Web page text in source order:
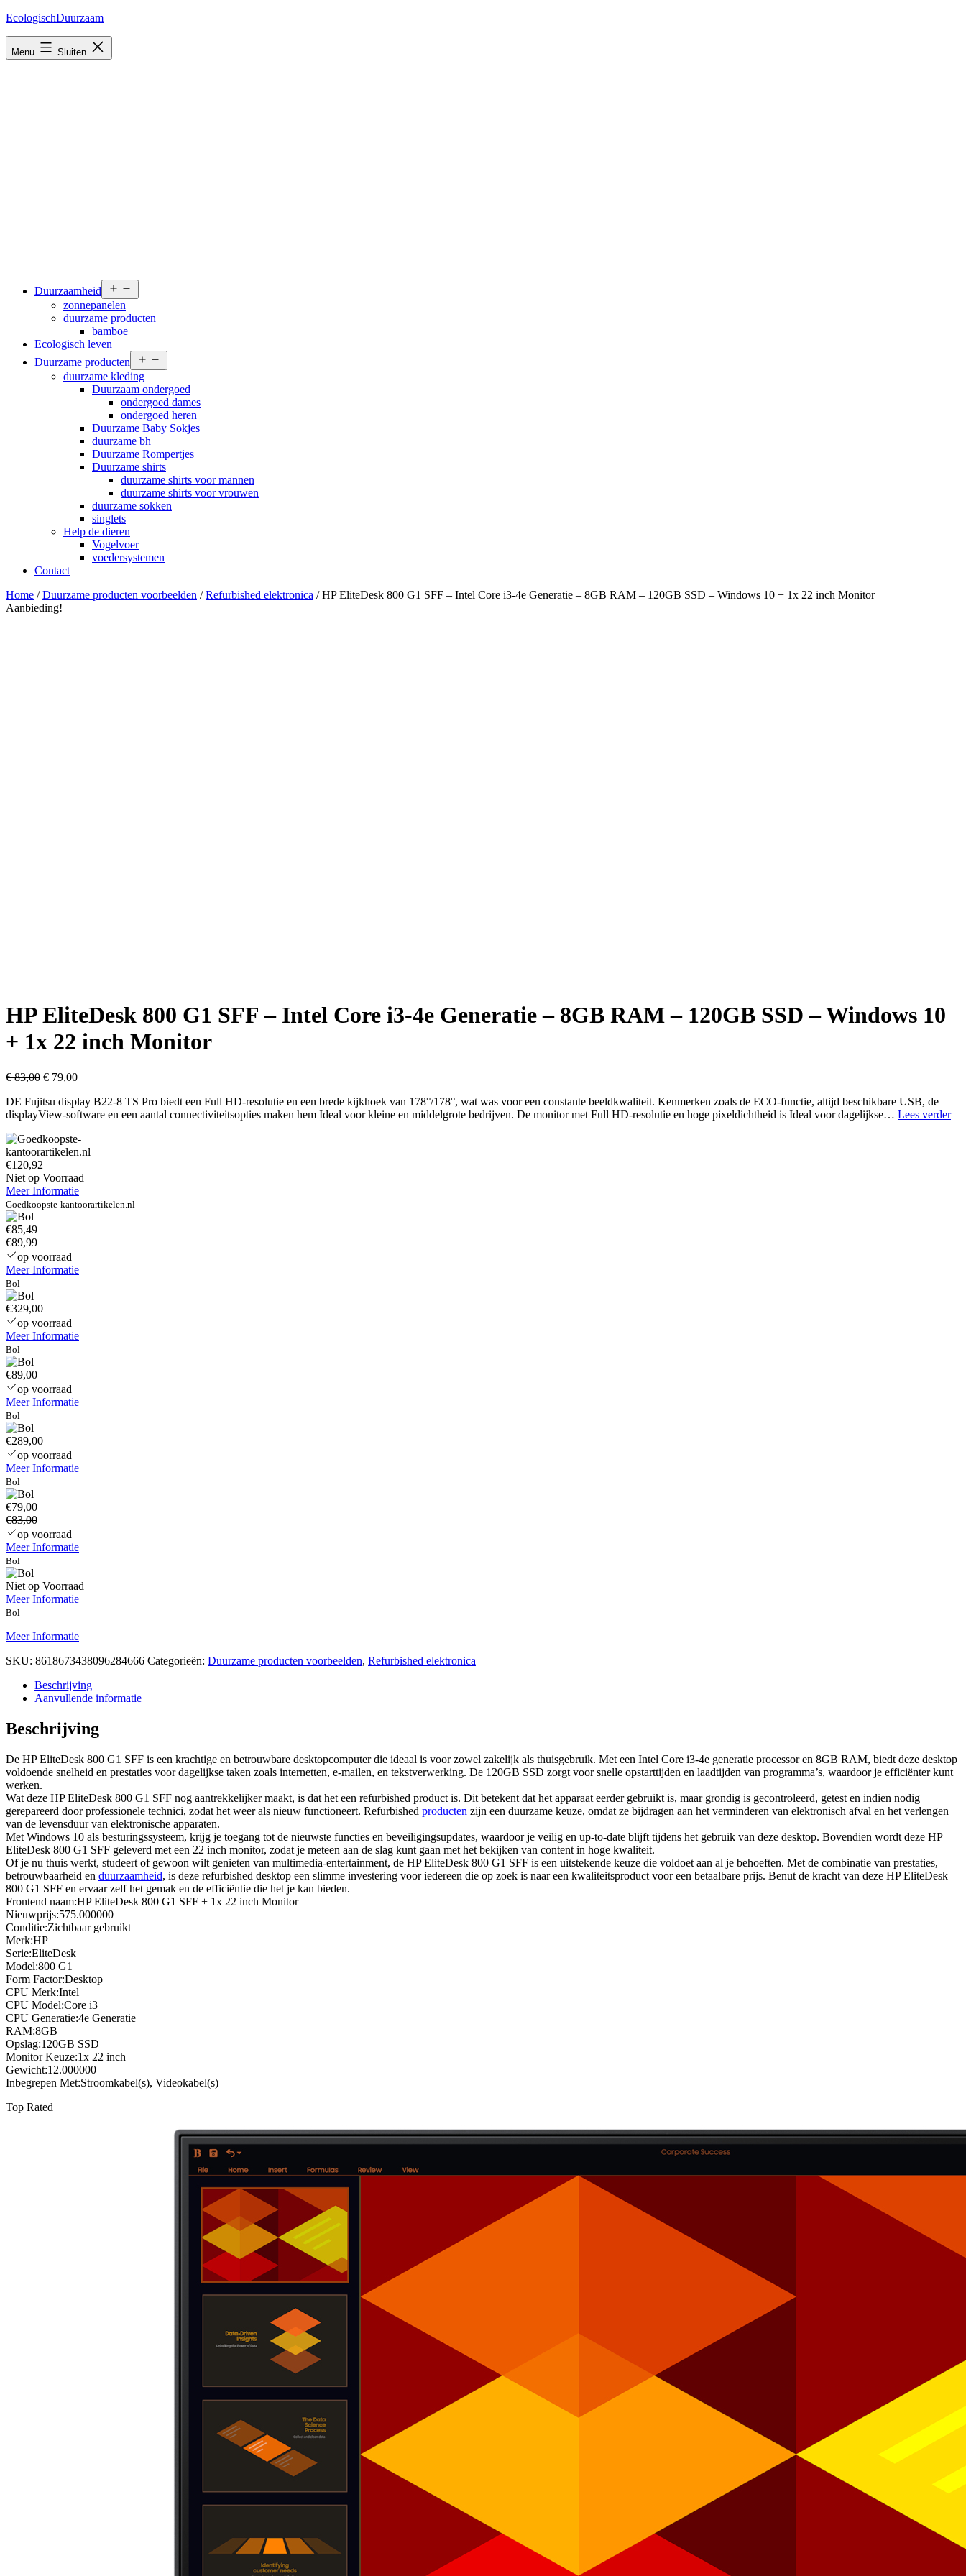
Ga
inhoud
EcologischDuurzaam
Menu Sluiten
Duurzaamheid
menu
zonnepanelen
duurzame producten
bamboe
Ecologisch leven
Duurzame producten
menu
duurzame kleding
Duurzaam ondergoed
ondergoed dames
ondergoed heren
Duurzame Baby Sokjes
duurzame bh
Duurzame Rompertjes
Duurzame shirts
duurzame shirts voor mannen
duurzame shirts voor vrouwen
duurzame sokken
singlets
Help de dieren
Vogelvoer
voedersystemen
Contact
Home /Duurzame producten voorbeelden /Refurbished elektronica / HP EliteDesk 800 G1 SFF – Intel Core i3-4e Generatie – 8GB RAM – 120GB SSD – Windows 10 + 1x 22 inch Monitor
Aanbieding!
HP EliteDesk 800 G1 SFF – Intel Core i3-4e Generatie – 8GB RAM – 120GB SSD – Windows 10
+ 1x 22 inch Monitor
€83,00 Oorspronkelijke
was:
€ 83,00.
€ 79,00Huidige
is:
€ 79,00.
DE Fujitsu display B22-8 TS Pro biedt een Full HD-resolutie en een brede kijkhoek van 178°/178°, wat was voor een constante beeldkwaliteit. Kenmerken zoals de ECO-functie, altijd beschikbare USB, de
displayView-software en een aantal connectiviteitsopties maken hem Ideal voor kleine en middelgrote bedrijven. De monitor met Full HD-resolutie en hoge pixeldichtheid is Ideal voor dagelijkse… Lees verderHP
€120,92
Niet op Voorraad
Meer Informatie
Goedkoopste-kantoorartikelen.nl
€85,49
€89,99
op voorraad
Meer Informatie
Bol
€329,00
op voorraad
Meer Informatie
Bol
€89,00
op voorraad
Meer Informatie
Bol
€289,00
op voorraad
Meer Informatie
Bol
€79,00
€83,00
op voorraad
Meer Informatie
Bol
Niet op Voorraad
Meer Informatie
Bol
Meer Informatie
SKU: 8618673438096284666 Categorieën: Duurzame producten voorbeelden, Refurbished elektronica
Beschrijving
Aanvullende informatie
Beschrijving
De HP EliteDesk 800 G1 SFF is een krachtige en betrouwbare desktopcomputer die ideaal is voor zowel zakelijk als thuisgebruik. Met een Intel Core i3-4e generatie processor en 8GB RAM, biedt deze desktop
voldoende snelheid en prestaties voor dagelijkse taken zoals internetten, e-mailen, en tekstverwerking. De 120GB SSD zorgt voor snelle opstarttijden en laadtijden van programma’s, waardoor je efficiënter kunt
werken.
Wat deze HP EliteDesk 800 G1 SFF nog aantrekkelijker maakt, is dat het een refurbished product is. Dit betekent dat het apparaat eerder gebruikt is, maar grondig is gecontroleerd, getest en indien nodig
gerepareerd door professionele technici, zodat het weer als nieuw functioneert. Refurbished producten zijn een duurzame keuze, omdat ze bijdragen aan het verminderen van elektronisch afval en het verlengen
van de levensduur van elektronische apparaten.
Met Windows 10 als besturingssysteem, krijg je toegang tot de nieuwste functies en beveiligingsupdates, waardoor je veilig en up-to-date blijft tijdens het gebruik van deze desktop. Bovendien wordt deze HP
EliteDesk 800 G1 SFF geleverd met een 22 inch monitor, zodat je meteen aan de slag kunt gaan met het bekijken van content in hoge kwaliteit.
Of je nu thuis werkt, studeert of gewoon wilt genieten van multimedia-entertainment, de HP EliteDesk 800 G1 SFF is een uitstekende keuze die voldoet aan al je behoeften. Met de combinatie van prestaties,
betrouwbaarheid en duurzaamheid, is deze refurbished desktop een slimme investering voor iedereen die op zoek is naar een kwaliteitsproduct voor een betaalbare prijs. Benut de kracht van deze HP EliteDesk
800 G1 SFF en ervaar zelf het gemak en de efficiëntie die het je kan bieden.
Frontend naam:HP EliteDesk 800 G1 SFF + 1x 22 inch Monitor
Nieuwprijs:575.000000
Conditie:Zichtbaar gebruikt
Merk:HP
Serie:EliteDesk
Model:800 G1
Form Factor:Desktop
CPU Merk:Intel
CPU Model:Core i3
CPU Generatie:4e Generatie
RAM:8GB
Opslag:120GB SSD
Monitor Keuze:1x 22 inch
Gewicht:12.000000
Inbegrepen Met:Stroomkabel(s), Videokabel(s)
Top Rated